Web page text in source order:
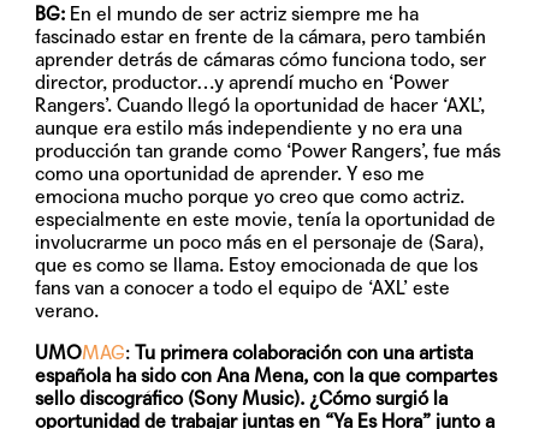
BG: En el mundo de ser actriz siempre me ha
fascinado estar en frente de la cámara, pero también
aprender detrás de cámaras cómo funciona todo, ser
director, productor…y aprendí mucho en ‘Power
Rangers’. Cuando llegó la oportunidad de hacer ‘AXL’,
aunque era estilo más independiente y no era una
producción tan grande como ‘Power Rangers’, fue más
como una oportunidad de aprender. Y eso me
emociona mucho porque yo creo que como actriz.
especialmente en este movie, tenía la oportunidad de
involucrarme un poco más en el personaje de (Sara),
que es como se llama. Estoy emocionada de que los
fans van a conocer a todo el equipo de ‘AXL’ este
verano.
UMOMAG:Tu primera colaboración con una artista
española ha sido con Ana Mena, con la que compartes
sello discográfico (Sony Music). ¿Cómo surgió la
oportunidad de trabajar juntas en “Ya Es Hora” junto a